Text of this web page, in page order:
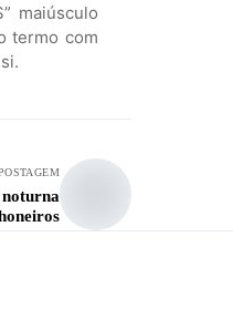
maiúsculo
termo com